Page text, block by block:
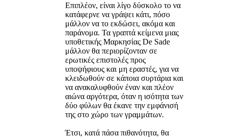
Επιπλέον, είναι λίγο δύσκολο το να
κατάφερνε να γράψει κάτι, πόσο
μάλλον να το εκδώσει, ακόμα και
παράνομα. Τα γραπτά κείμενα μιας
υποθετικής Μαρκησίας De Sade
μάλλον θα περιορίζονταν σε
ερωτικές επιστολές προς
υποψήφιους και μη εραστές, για να
κλειδωθούν σε κάποια συρτάρια και
να ανακαλυφθούν έναν και πλέον
αιώνα αργότερα, όταν η ισότητα των
δύο φύλων θα έκανε την εμφάνισή
της στο χώρο των γραμμάτων.
Έτσι, κατά πάσα πιθανότητα, θα